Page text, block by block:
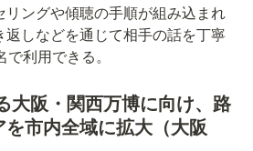
ングや傾聴の手順が組み込まれ
返しなどを通じて相手の話を丁寧
利用できる。
大阪・関西万博に向け、路
市内全域に拡大（大阪